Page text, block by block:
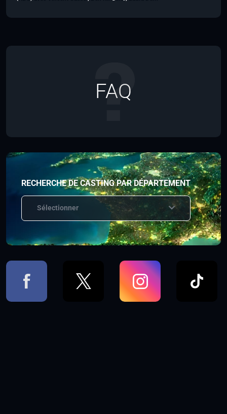
FAQ
RECHERCHE DE CASTING PAR DÉPARTEMENT
Sélectionner